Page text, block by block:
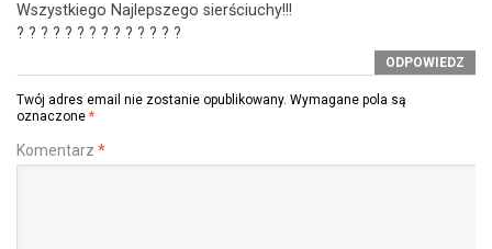
Wszystkiego Najlepszego sierściuchy!!!
? ? ? ? ? ? ? ? ? ? ? ? ? ?
ODPOWIEDZ
Twój adres email nie zostanie opublikowany. Wymagane pola są
oznaczone *
Komentarz *